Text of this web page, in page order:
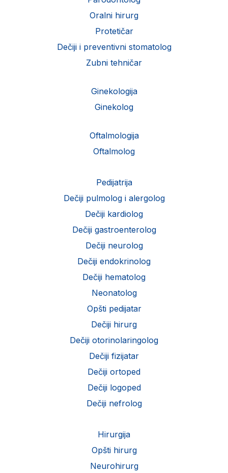
Oralni hirurg
Protetičar
Dečiji i preventivni stomatolog
Zubni tehničar
Ginekologija
Ginekolog
Oftalmologija
Oftalmolog
Pedijatrija
Dečiji pulmolog i alergolog
Dečiji kardiolog
Dečiji gastroenterolog
Dečiji neurolog
Dečiji endokrinolog
Dečiji hematolog
Neonatolog
Opšti pedijatar
Dečiji hirurg
Dečiji otorinolaringolog
Dečiji fizijatar
Dečiji ortoped
Dečiji logoped
Dečiji nefrolog
Hirurgija
Opšti hirurg
Neurohirurg